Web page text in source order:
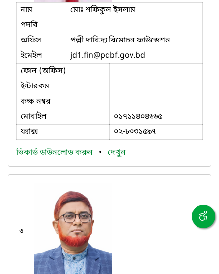
নাম
মোঃ শফিকুল ইসলাম
পদবি
অফিস
পল্লী দারিদ্র্য বিমোচন ফাউন্ডেশন
ইমেইল
jd1.fin@pdbf.gov.bd
ফোন (অফিস)
ইন্টারকম
কক্ষ নম্বর
মোবাইল
০১৭১১৪০৪৬৬৫
ফ্যাক্স
০২-৮০৩১৫৯৭
ভিকার্ড ডাউনলোড করুন • দেখুন
৩